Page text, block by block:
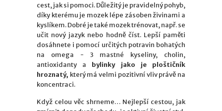
cest, jak si pomoci. Důležitý je pravidelný pohyb,
díky kterému je mozek lépe zásoben živinami a
kyslíkem. Dobré je také mozek trénovat, např. se
učit nový jazyk nebo hodně číst. Lepší paměti
dosáhnete i pomocí určitých potravin bohatých
na omega - 3 mastné kyseliny, cholin,
antioxidanty a bylinky jako je ploštičník
hroznatý, který má velmi pozitivní vliv právě na
koncentraci.
Když celou věc shrneme… Nejlepší cestou, jak